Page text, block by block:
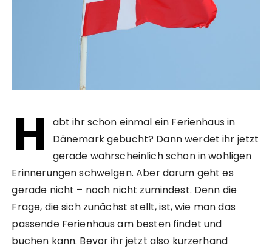
H
abt ihr schon einmal ein Ferienhaus in
Dänemark gebucht? Dann werdet ihr jetzt
gerade wahrscheinlich schon in wohligen
Erinnerungen schwelgen. Aber darum geht es
gerade nicht – noch nicht zumindest. Denn die
Frage, die sich zunächst stellt, ist, wie man das
passende Ferienhaus am besten findet und
buchen kann. Bevor ihr jetzt also kurzerhand